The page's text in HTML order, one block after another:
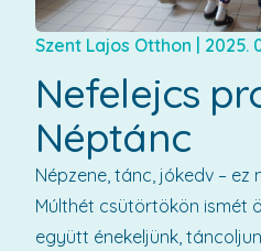
Szent Lajos Otthon | 2025.
Nefelejcs
Néptánc
Népzene, tánc, jókedv – ez
Múlthét csütörtökön ismét
együtt énekeljünk,